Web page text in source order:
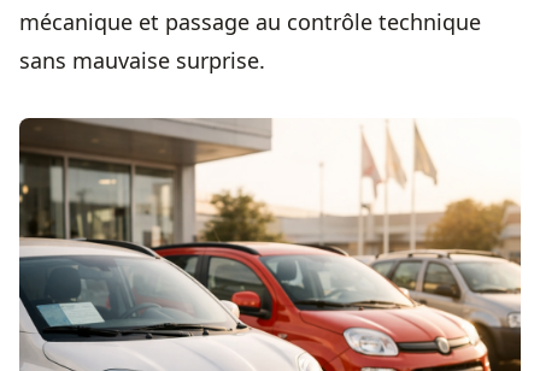
mécanique et passage au contrôle technique
sans mauvaise surprise.